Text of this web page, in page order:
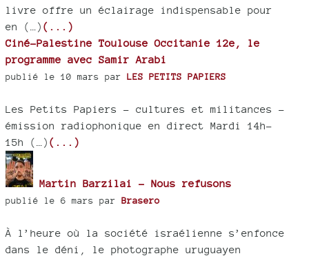
livre offre un éclairage indispensable pour
en (…) (...)
Ciné-Palestine Toulouse Occitanie 12e, le
programme avec Samir Arabi
publié le 10 mars par LES PETITS PAPIERS
Les Petits Papiers – cultures et militances -
émission radiophonique en direct Mardi 14h-
15h (…) (...)
Martin Barzilai - Nous refusons
publié le 6 mars par Brasero
À l’heure où la société israélienne s’enfonce
dans le déni, le photographe uruguayen